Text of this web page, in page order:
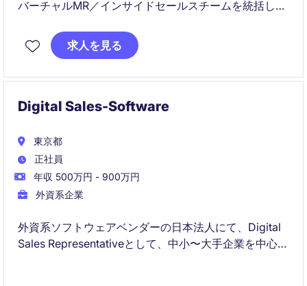
バーチャルMR／インサイドセールスチームを統括し、
推進します。KPI管理、チーム育成、クライアント対応
を通じて、プロジェクト全体の成果最大化を担いま
求人を見る
Digital Sales-Software
東京都
正社員
年収 500万円 - 900万円
外資系企業
外資系ソフトウェアベンダーの日本法人にて、Digital
Sales Representativeとして、中小〜大手企業を中心に